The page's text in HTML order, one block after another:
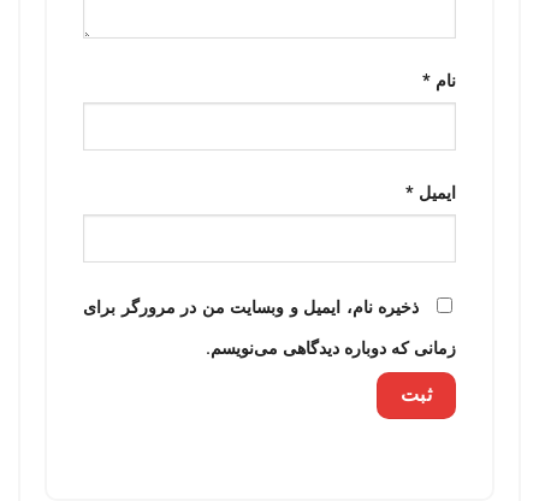
نام *
ایمیل *
ذخیره نام، ایمیل و وبسایت من در مرورگر برای
زمانی که دوباره دیدگاهی می‌نویسم.